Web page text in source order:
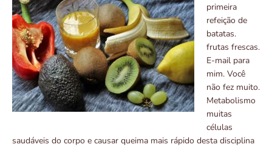
primeira
refeição de
batatas.
frutas frescas.
E-mail para
mim. Você
não fez muito.
Metabolismo
muitas
células
saudáveis ​​do corpo e causar queima mais rápido desta disciplina